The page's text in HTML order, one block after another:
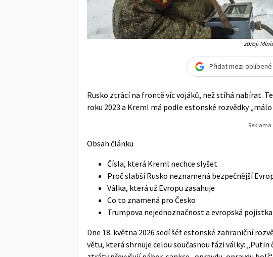
zdroj:
Přidat mezi
Rusko ztrácí na frontě víc vojáků, než stíhá nabírat.
roku 2023 a Kreml má podle estonské rozvědky
Obsah článku
Čísla, která Kreml nechce slyšet
Proč slabší Rusko neznamená bezpečnější
Válka, která už Evropu zasahuje
Co to znamená pro Česko
Trumpova nejednoznačnost a evropská pojistka
Dne 18. května 2026 sedí šéf estonské zahraniční
větu, která shrnuje celou současnou fázi války: